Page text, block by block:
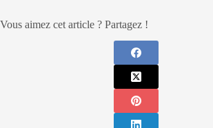
Vous aimez cet article ? Partagez !